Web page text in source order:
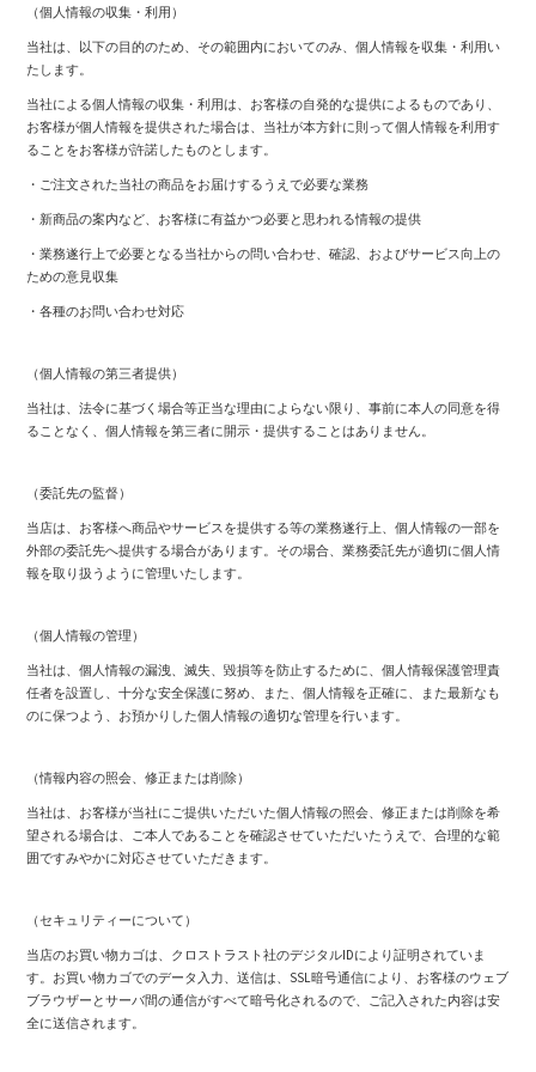
（個人情報の収集・利用）
当社は、以下の目的のため、その範囲内においてのみ、個人情報を収集・利用い
たします。
当社による個人情報の収集・利用は、お客様の自発的な提供によるものであり、
お客様が個人情報を提供された場合は、当社が本方針に則って個人情報を利用す
ることをお客様が許諾したものとします。
・ご注文された当社の商品をお届けするうえで必要な業務
・新商品の案内など、お客様に有益かつ必要と思われる情報の提供
・業務遂行上で必要となる当社からの問い合わせ、確認、およびサービス向上の
ための意見収集
・各種のお問い合わせ対応
（個人情報の第三者提供）
当社は、法令に基づく場合等正当な理由によらない限り、事前に本人の同意を得
ることなく、個人情報を第三者に開示・提供することはありません。
（委託先の監督）
当店は、お客様へ商品やサービスを提供する等の業務遂行上、個人情報の一部を
外部の委託先へ提供する場合があります。その場合、業務委託先が適切に個人情
報を取り扱うように管理いたします。
（個人情報の管理）
当社は、個人情報の漏洩、滅失、毀損等を防止するために、個人情報保護管理責
任者を設置し、十分な安全保護に努め、また、個人情報を正確に、また最新なも
のに保つよう、お預かりした個人情報の適切な管理を行います。
（情報内容の照会、修正または削除）
当社は、お客様が当社にご提供いただいた個人情報の照会、修正または削除を希
望される場合は、ご本人であることを確認させていただいたうえで、合理的な範
囲ですみやかに対応させていただきます。
（セキュリティーについて）
当店のお買い物カゴは、クロストラスト社のデジタルIDにより証明されていま
す。お買い物カゴでのデータ入力、送信は、SSL暗号通信により、お客様のウェブ
ブラウザーとサーバ間の通信がすべて暗号化されるので、ご記入された内容は安
全に送信されます。